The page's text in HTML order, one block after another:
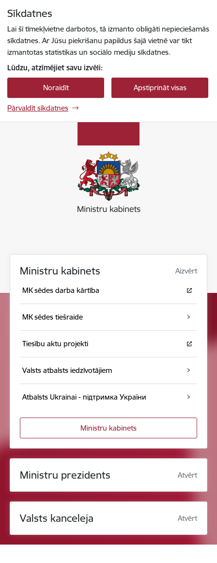
Sīkdatnes
Lai šī tīmekļvietne darbotos, tā izmanto obligāti nepieciešamās
sīkdatnes. Ar Jūsu piekrišanu papildus šajā vietnē var tikt
izmantotas statistikas un sociālo mediju sīkdatnes.
Lūdzu, atzīmējiet savu izvēli:
Noraidīt Apstiprināt visas
Pārvaldīt sīkdatnes
Ministru kabinets Aizvērt
MK sēdes darba kārtība
MK sēdes tiešraide
Tiesību aktu projekti
Valsts atbalsts iedzīvotājiem
Atbalsts Ukrainai - підтримка України
Ministru kabinets
Ministru prezidents Atvērt
Valsts kanceleja Atvērt